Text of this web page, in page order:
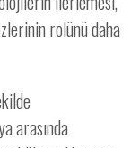
rolünü daha
arasında